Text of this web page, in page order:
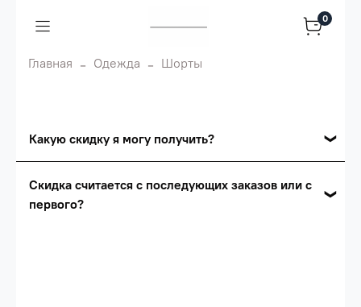
0
Главная Одежда Шорты
Какую скидку я могу получить?
Сумма скидки зависит от стоимости вашего
Скидка считается с последующих заказов или с
первого?